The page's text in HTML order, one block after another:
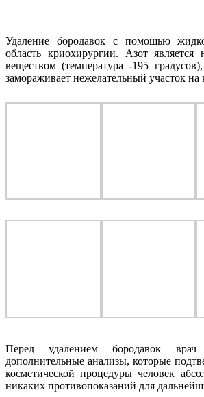
Удаление бородавок с помощью
область криохирургии. Азот является
веществом (температура -195
замораживает нежелательный участок на
Перед удалением бородавок врач
дополнительные анализы, которые
косметической процедуры человек
никаких противопоказаний для